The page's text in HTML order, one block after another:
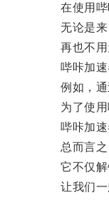
在使用哔咔
无论是来自
再也不用为
哔咔加速器
例如，通过
为了使用哔
哔咔加速器
总而言之，
它不仅解锁
让我们一起